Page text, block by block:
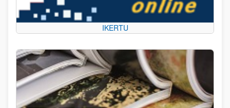
IKERTU